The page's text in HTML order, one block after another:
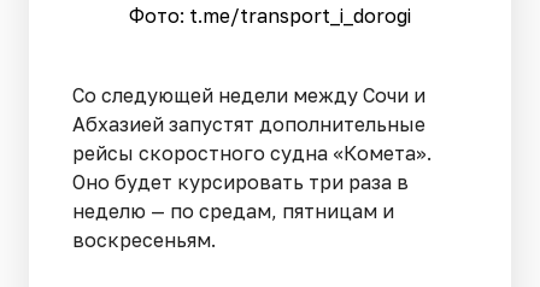
Фото: t.me/transport_i_dorogi
Со следующей недели между Сочи и
Абхазией запустят дополнительные
рейсы скоростного судна «Комета».
Оно будет курсировать три раза в
неделю — по средам, пятницам и
воскресеньям.